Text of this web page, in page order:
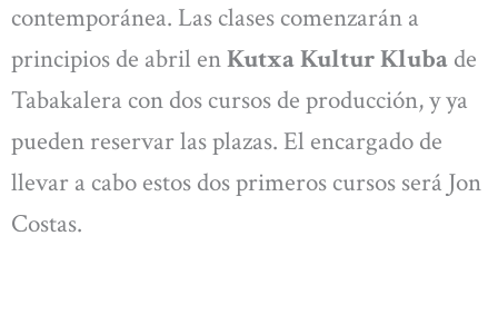
contemporánea. Las clases comenzarán a
principios de abril enKutxa Kultur Kluba de
Tabakalera con dos cursos de producción, y ya
pueden reservar las plazas. El encargado de
llevar a cabo estos dos primeros cursos será Jon
Costas.